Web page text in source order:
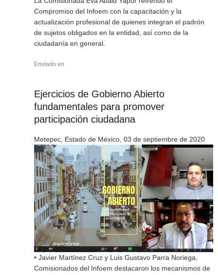
Compromiso del Infoem con la capacitación y la
actualización profesional de quienes integran el padrón
de sujetos obligados en la entidad, así como de la
ciudadanía en general.
Enviado en
Ejercicios de Gobierno Abierto
fundamentales para promover
participación ciudadana
Metepec, Estado de México, 03 de septiembre de 2020
• Javier Martínez Cruz y Luis Gustavo Parra Noriega,
Comisionados del Infoem destacaron los mecanismos de